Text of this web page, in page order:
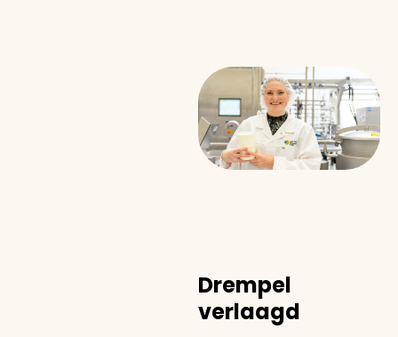
Drempel
verlaagd